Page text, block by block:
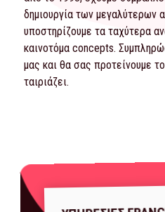
δημιουργία των μεγαλύτερων
υποστηρίζουμε τα ταχύτερα
καινοτόμα concepts.
μας και θα σας προτείνουμε
ταιριάζει.